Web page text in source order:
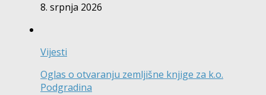
8. srpnja 2026
Vijesti
Oglas o otvaranju zemljišne knjige za k.o.
Podgradina